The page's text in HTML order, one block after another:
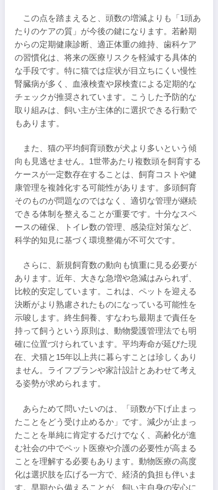
この点を踏まえると、頭数の増減よりも「1頭あ
たりのケアの質」が今後の鍵になります。若齢期
からの定期健康診断、適正体重の維持、歯科ケア
の習慣化は、将来の医療リスクを軽減する具体的
な手段です。特に猫では症状が目立ちにくい慢性
腎臓病が多く、血液検査や尿検査による定期的な
チェックが推奨されています。こうした予防的な
取り組みは、飼い主が主体的に選択できる行動で
もあります。
また、猫の平均飼育頭数が犬より多いという傾
向も見逃せません。1世帯あたり複数頭を飼育する
ケースが一定数存在することは、飼育コストや健
康管理を複雑化する可能性があります。多頭飼育
そのものが問題なのではなく、適切な管理が継続
できる体制を整えることが重要です。十分なスペ
ースの確保、トイレ数の管理、感染症対策など、
科学的知見に基づく環境整備が不可欠です。
さらに、新規飼育数の動向も慎重に見る必要が
あります。近年、大きな急増や急減はみられず、
比較的安定しています。これは、ペットを迎える
決断がより熟慮されたものになっている可能性を
示唆します。終生飼養、すなわち最期まで責任を
持って飼うという原則は、動物愛護管理法でも明
確に位置づけられています。平均寿命が延びた現
在、犬猫と15年以上共に暮らすことは珍しくあり
ません。ライフプランや家計設計とあわせて考え
る姿勢が求められます。
あらためて問いたいのは、「頭数が下げ止まっ
たことをどう受け止めるか」です。減少が止まっ
たことを単純に肯定するだけでなく、高齢化が進
む社会の中でペット医療や介護の必要性が高まる
ことを理解する必要もあります。動物医療の高度
化は選択肢を広げる一方で、経済的負担も伴いま
す。早期から備えることが、飼い主自身の安心に